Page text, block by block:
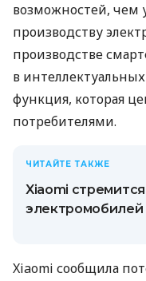
возможностей, чем
производству
производстве
в
функция, которая
потребителями.
ЧИТАЙТЕ ТАКЖЕ
Xiaomi
электромобилей
Xiaomi сообщила